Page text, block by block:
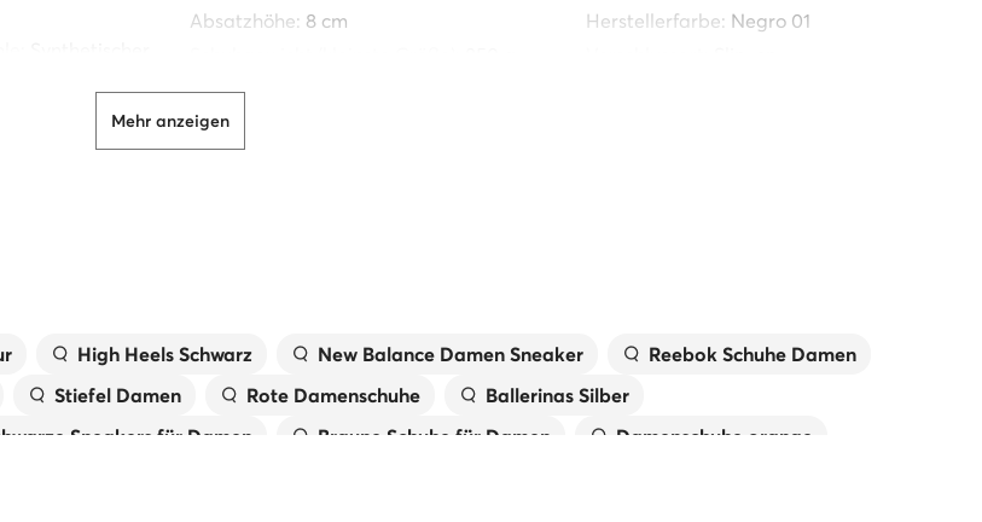
Absatzhöhe: 8 cm
Herstellerfarbe: Negro 01
Mehr anzeigen
High Heels Schwarz New Balance Damen Sneaker
Reebok Schuhe Damen
Stiefel Damen Rote Damenschuhe
Ballerinas Silber
Sneakers für Damen Braune Schuhe für Damen
Damenschuhe orange